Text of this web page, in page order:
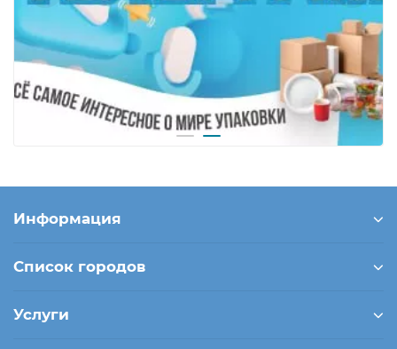
Информация
Список городов
Услуги